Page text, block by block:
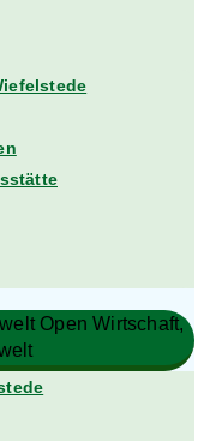
& Umwelt Open Wirtschaft,